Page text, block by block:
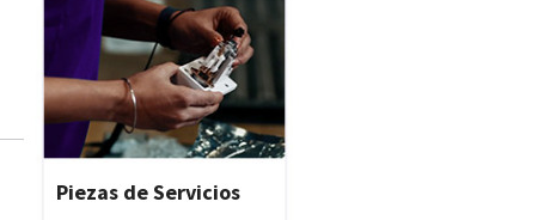
Piezas de Servicios